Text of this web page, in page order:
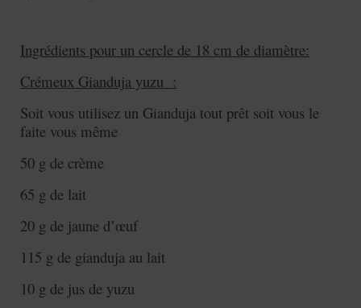
Ingrédients pour un cercle de 18 cm de diamètre:
Crémeux Gianduja yuzu :
Soit vous utilisez un Gianduja tout prêt soit vous le
faite vous même
50 g de crème
65 g de lait
20 g de jaune d’œuf
115 g de gianduja au lait
10 g de jus de yuzu